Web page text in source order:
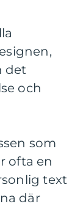
det
och
som
ofta en
text
där